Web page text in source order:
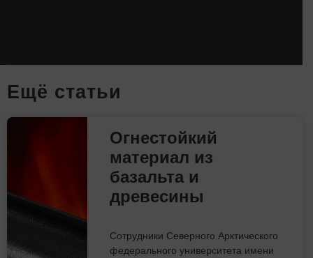
Eщё статьи
Огнестойкий
материал из
базальта и
древесины
Сотрудники Северного Арктического
федерального университета имени